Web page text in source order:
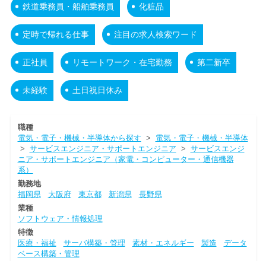
鉄道乗務員・船舶乗務員 化粧品
定時で帰れる仕事 注目の求人検索ワード
正社員 リモートワーク・在宅勤務 第二新卒
未経験 土日祝日休み
職種
電気・電子・機械・半導体から探す > 電気・電子・機械・半導体
> サービスエンジニア・サポートエンジニア > サービスエンジ
ニア・サポートエンジニア（家電・コンピューター・通信機器
系）
勤務地
福岡県
大阪府 東京都 新潟県
長野県
業種
ソフトウェア・情報処理
特徴
医療・福祉
サーバ構築・管理 素材・エネルギー 製造
データ
ベース構築・管理